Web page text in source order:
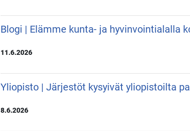
Blogi | Elämme kunta- ja hyvinvointialalla
11.6.2026
Yliopisto | Järjestöt kysyivät yliopistoilta
8.6.2026